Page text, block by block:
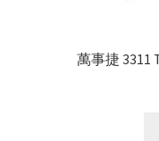
萬事捷 3311